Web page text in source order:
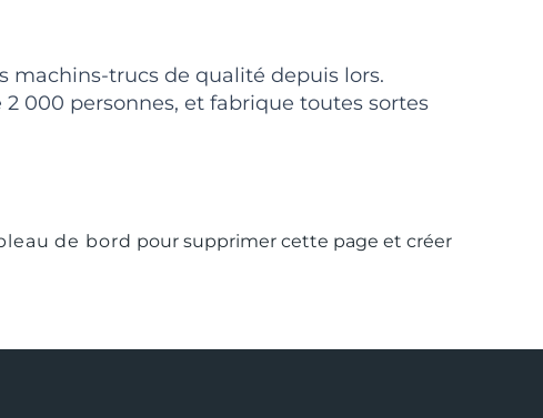
machins-trucs de qualité depuis lors.
000 personnes, et fabrique toutes sortes
de bord pour supprimer cette page et créer